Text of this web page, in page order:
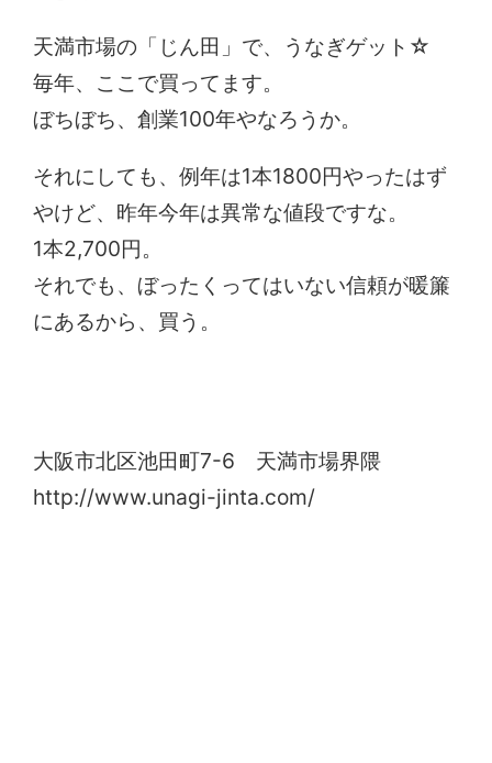
天満市場の「じん田」で、うなぎゲット☆
毎年、ここで買ってます。
ぼちぼち、創業100年やなろうか。
それにしても、例年は1本1800円やったはず
やけど、昨年今年は異常な値段ですな。
1本2,700円。
それでも、ぼったくってはいない信頼が暖簾
にあるから、買う。
大阪市北区池田町7-6 天満市場界隈
http://www.unagi-jinta.com/